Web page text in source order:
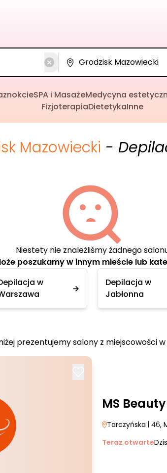
SPA i MasażeMedycyna
FizjoterapiaDietetykaInne
Mazowiecki -
Niestety nie znaleźliśmy żadnego
poszukamy w innym mieście lub
w
Depilacja w
Jabłonna
prezentujemy salony z miejscowości w
MS Beauty
Tarczyńska | 46,
Teraz otwarte